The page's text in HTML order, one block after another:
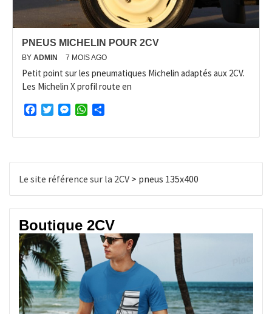
PNEUS MICHELIN POUR 2CV
BY ADMIN 7 MOIS AGO
Petit point sur les pneumatiques Michelin adaptés aux 2CV.
Les Michelin X profil route en
FacebookTwitterMessengerWhatsApp
Le site référence sur la 2CV > pneus 135x400
Boutique 2CV